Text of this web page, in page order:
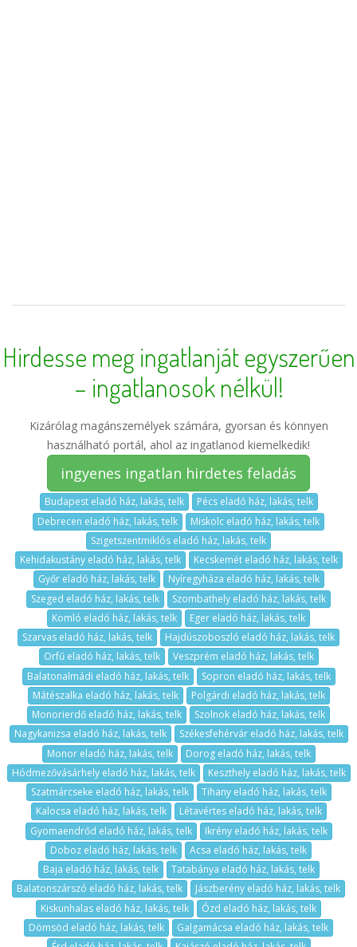
Hirdesse meg ingatlanját egyszerűen
– ingatlanosok nélkül!
Kizárólag magánszemélyek számára, gyorsan és könnyen
használható portál, ahol az ingatlanod kiemelkedik!
ingyenes ingatlan hirdetes feladás
Budapest eladó ház, lakás, telk
Pécs eladó ház, lakás, telk
Debrecen eladó ház, lakás, telk
Miskolc eladó ház, lakás, telk
Szigetszentmiklós eladó ház, lakás, telk
Kehidakustány eladó ház, lakás, telk
Kecskemét eladó ház, lakás, telk
Győr eladó ház, lakás, telk
Nyíregyháza eladó ház, lakás, telk
Szeged eladó ház, lakás, telk
Szombathely eladó ház, lakás, telk
Komló eladó ház, lakás, telk
Eger eladó ház, lakás, telk
Szarvas eladó ház, lakás, telk
Hajdúszoboszló eladó ház, lakás, telk
Orfű eladó ház, lakás, telk
Veszprém eladó ház, lakás, telk
Balatonalmádi eladó ház, lakás, telk
Sopron eladó ház, lakás, telk
Mátészalka eladó ház, lakás, telk
Polgárdi eladó ház, lakás, telk
Monorierdő eladó ház, lakás, telk
Szolnok eladó ház, lakás, telk
Nagykanizsa eladó ház, lakás, telk
Székesfehérvár eladó ház, lakás, telk
Monor eladó ház, lakás, telk
Dorog eladó ház, lakás, telk
Hódmezővásárhely eladó ház, lakás, telk
Keszthely eladó ház, lakás, telk
Szatmárcseke eladó ház, lakás, telk
Tihany eladó ház, lakás, telk
Kalocsa eladó ház, lakás, telk
Létavértes eladó ház, lakás, telk
Gyomaendrőd eladó ház, lakás, telk
Ikrény eladó ház, lakás, telk
Doboz eladó ház, lakás, telk
Acsa eladó ház, lakás, telk
Baja eladó ház, lakás, telk
Tatabánya eladó ház, lakás, telk
Balatonszárszó eladó ház, lakás, telk
Jászberény eladó ház, lakás, telk
Kiskunhalas eladó ház, lakás, telk
Ózd eladó ház, lakás, telk
Dömsöd eladó ház, lakás, telk
Galgamácsa eladó ház, lakás, telk